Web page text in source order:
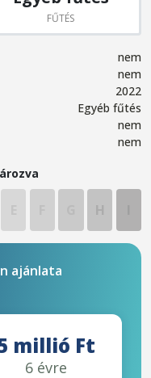
FŰTÉS
nem
nem
2022
Egyéb fűtés
nem
nem
ajánlata
millió Ft
6 évre